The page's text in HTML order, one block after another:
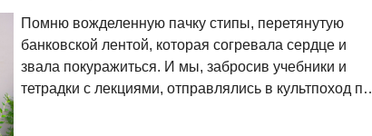
Помню вожделенную пачку стипы, перетянутую
банковской лентой, которая согревала сердце и
звала покуражиться. И мы, забросив учебники и
тетрадки с лекциями, отправлялись в культпоход по